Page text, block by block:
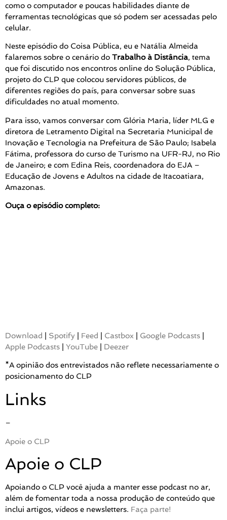
como o computador e poucas habilidades diante de
ferramentas tecnológicas que só podem ser acessadas pelo
celular.
Neste episódio do Coisa Pública, eu e Natália Almeida
falaremos sobre o cenário do Trabalho à Distância, tema
que foi discutido nos encontros online do Solução Pública,
projeto do CLP que colocou servidores públicos, de
diferentes regiões do país, para conversar sobre suas
dificuldades no atual momento.
Para isso, vamos conversar com Glória Maria, líder MLG e
diretora de Letramento Digital na Secretaria Municipal de
Inovação e Tecnologia na Prefeitura de São Paulo; Isabela
Fátima, professora do curso de Turismo na UFR-RJ, no Rio
de Janeiro; e com Edina Reis, coordenadora do EJA –
Educação de Jovens e Adultos na cidade de Itacoatiara,
Amazonas.
Ouça o episódio completo:
Download | Spotify | Feed | Castbox | Google Podcasts |
Apple Podcasts | YouTube | Deezer
*A opinião dos entrevistados não reflete necessariamente o
posicionamento do CLP
Links
–
Apoie o CLP
Apoie o CLP
Apoiando o CLP você ajuda a manter esse podcast no ar,
além de fomentar toda a nossa produção de conteúdo que
inclui artigos, vídeos e newsletters. Faça parte!